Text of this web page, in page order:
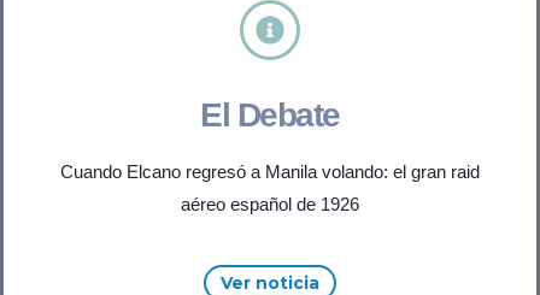
El Debate
Cuando Elcano regresó a Manila volando: el gran raid
aéreo español de 1926
Ver noticia